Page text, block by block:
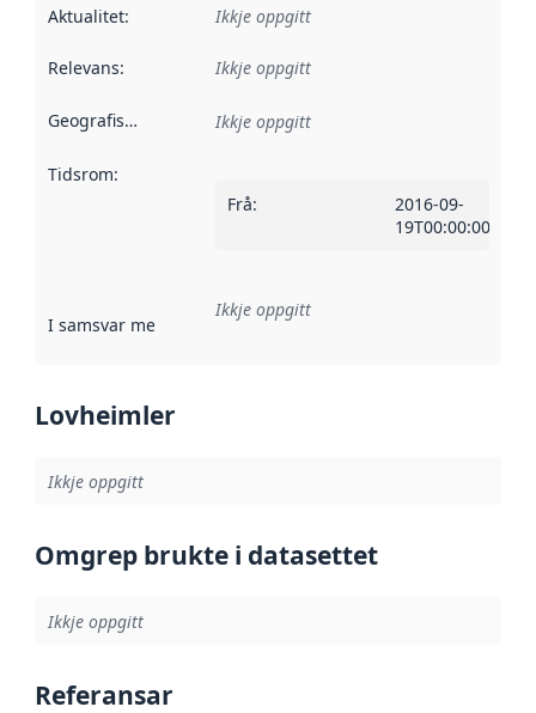
Aktualitet: Ikkje oppgitt
Relevans: Ikkje oppgitt
Geografisk område Ikkje oppgitt
Tidsrom:
Frå:
2016-09-
19T00:00:00Z
I samsvar med Referanse til ei implementeringsregel eller
Ikkje oppgitt
Lovheimler
Ikkje oppgitt
Omgrep brukte i datasettet
Ikkje oppgitt
Referansar